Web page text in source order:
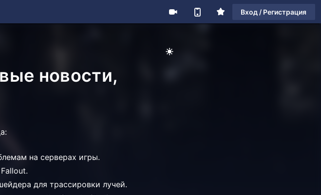
Вход / Регистрация
новости,
на серверах игры.
для трассировки лучей.